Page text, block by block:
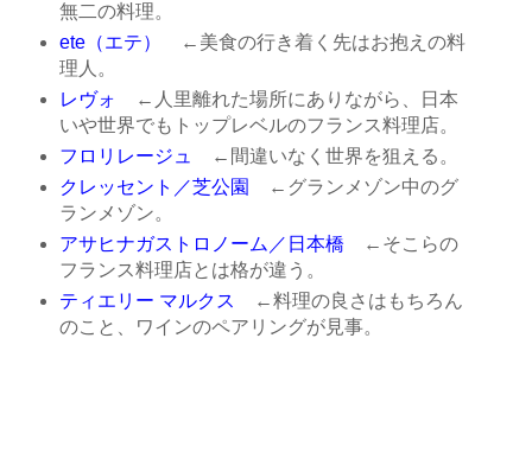
無二の料理。
ete（エテ）
←美食の行き着く先はお抱えの料
理人。
レヴォ ←人里離れた場所にありながら、日本
いや世界でもトップレベルのフランス料理店。
フロリレージュ
←間違いなく世界を狙える。
クレッセント／芝公園
←グランメゾン中のグ
ランメゾン。
アサヒナガストロノーム／日本橋 ←そこらの
フランス料理店とは格が違う。
ティエリー マルクス ←料理の良さはもちろん
のこと、ワインのペアリングが見事。